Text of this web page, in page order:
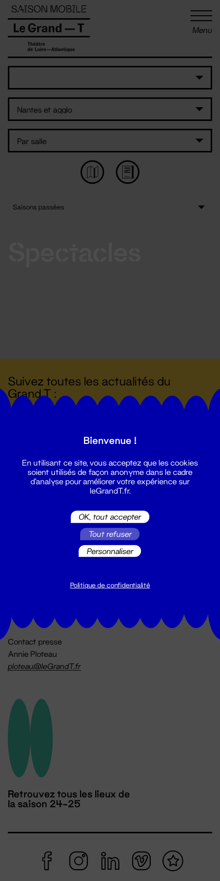
Menu
Suivez toutes les actualités du
Grand T :
billetterie@leGrandT.fr
Contact presse
Annie Ploteau
ploteau@leGrandT.fr
Retrouvez tous les lieux de
la saison 24-25
Panneau de gestion des cookies
Bienvenue !
En utilisant ce site, vous acceptez que les cookies
soient utilisés de façon anonyme dans le cadre
d'analyse pour améliorer votre expérience sur
leGrandT.fr.
OK, tout accepter
Tout refuser
Personnaliser
Politique de confidentialité